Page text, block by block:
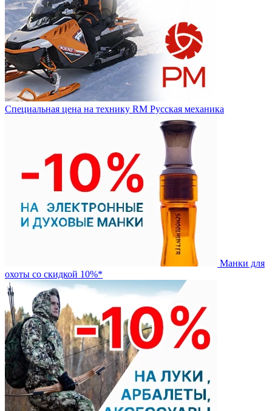
Специальная цена на технику RM Русская механика
Манки для
охоты со скидкой 10%*